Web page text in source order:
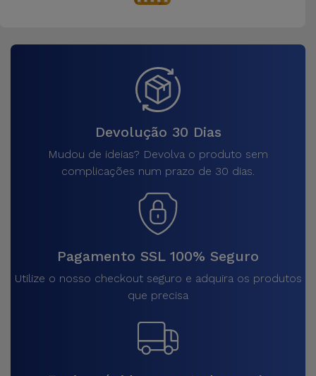
Devolução 30 Dias
Mudou de ideias? Devolva o produto sem
complicações num prazo de 30 dias.
Pagamento SSL 100% Seguro
Utilize o nosso checkout seguro e adquira os produtos
que precisa